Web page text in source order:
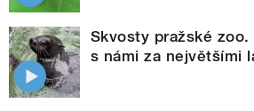
Skvosty pražské zoo.
s námi za největšími